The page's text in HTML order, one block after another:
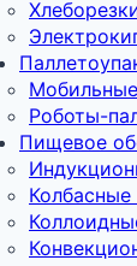
Роботы-
Пищевое